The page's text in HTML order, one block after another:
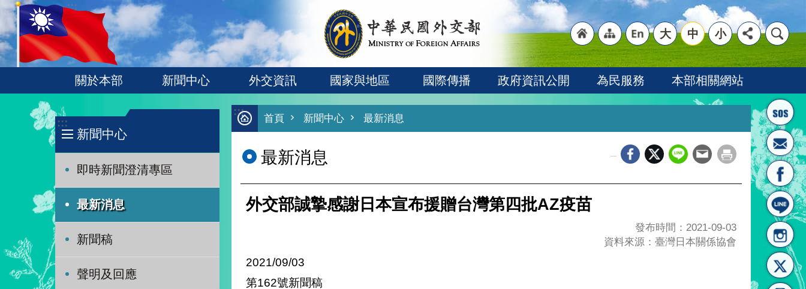
跳到主要內容區塊
:::
首頁
"網
站導
"英
文語
大 中 小
關於本部 新聞中心 外交資訊 國家與地區 國際傳播 政府資訊公開 為民服務 本部相關網站
:::
新聞中心
即時新聞澄清專區
最新消息
新聞稿
聲明及回應
:::
首頁 新聞中心 最新消息
最新消息
外交部誠摯感謝日本宣布援贈台灣第四批AZ疫苗
發布時間：2021-09-03
資料來源：臺灣日本關係協會
2021/09/03
第162號新聞稿